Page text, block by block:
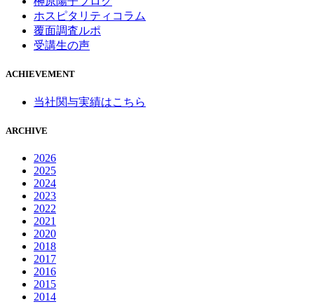
ホスピタリティコラム
覆面調査ルポ
受講生の声
ACHIEVEMENT
当社関与実績はこちら
ARCHIVE
2026
2025
2024
2023
2022
2021
2020
2018
2017
2016
2015
2014